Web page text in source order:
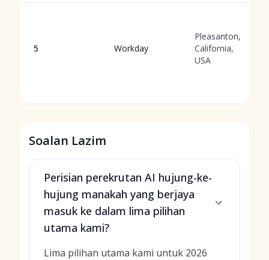
5 Workday
Pleasanton,
California,
USA
Soalan Lazim
Perisian perekrutan AI hujung-ke-
hujung manakah yang berjaya
masuk ke dalam lima pilihan
utama kami?
Lima pilihan utama kami untuk 2026